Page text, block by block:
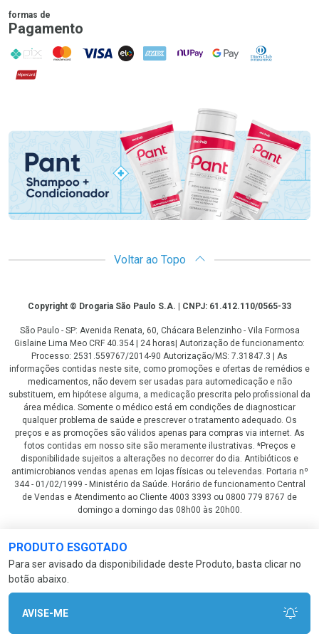
PRODUTO ESGOTADO
Para ser avisado da disponibilidade deste Produto, basta clicar no
botão abaixo.
AVISE-ME
formas de
Pagamento
PIX MasterCard
VISA ELO AMEX NuPay Google PayDiners Club
Hipercard
Promoção em Destaque
Voltar ao Topo
CopyrightCopyright © Drogaria São Paulo S.A. | CNPJ: 61.412.110/0565-33
São Paulo - SP: Avenida Renata, 60, Chácara Belenzinho - Vila Formosa
Gislaine Lima Meo CRF 40.354 | 24 horas| Autorização de funcionamento:
Processo: 2531.559767/2014-90 Autorização/MS: 7.31847.3 | As
informações contidas neste site, como promoções e ofertas de remédios e
medicamentos, não devem ser usadas para automedicação e não
substituem, em hipótese alguma, a medicação prescrita pelo profissional da
área médica. Somente o médico está em condições de diagnosticar
qualquer problema de saúde e prescrever o tratamento adequado. Os
preços e as promoções são válidos apenas para compras via internet. As
fotos contidas em nosso site são meramente ilustrativas. *Preços e
disponibilidade sujeitos a alterações no decorrer do dia. Antibióticos e
antimicrobianos vendas apenas em lojas físicas ou televendas. Portaria nº
344 - 01/02/1999 - Ministério da Saúde. Horário de funcionamento Central
de Vendas e Atendimento ao Cliente 4003 3393 ou 0800 779 8767 de
domingo a domingo das 08h00 às 20h00.
LGPD Aceite os Cookies